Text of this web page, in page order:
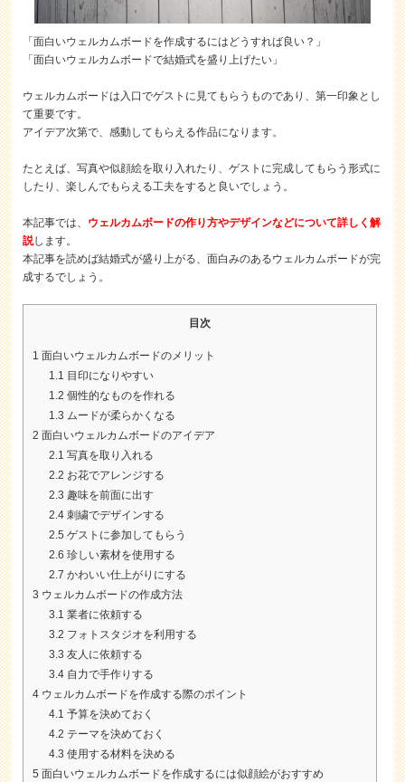
「面白いウェルカムボードを作成するにはどうすれば良い？」
「面白いウェルカムボードで結婚式を盛り上げたい」
ウェルカムボードは入口でゲストに見てもらうものであり、第一印象とし
て重要です。
アイデア次第で、感動してもらえる作品になります。
たとえば、写真や似顔絵を取り入れたり、ゲストに完成してもらう形式に
したり、楽しんでもらえる工夫をすると良いでしょう。
本記事では、 ウェルカムボードの作り方やデザインなどについて詳しく解
説します。
本記事を読めば結婚式が盛り上がる、面白みのあるウェルカムボードが完
成するでしょう。
目次
1 面白いウェルカムボードのメリット
1.1 目印になりやすい
1.2 個性的なものを作れる
1.3 ムードが柔らかくなる
2 面白いウェルカムボードのアイデア
2.1 写真を取り入れる
2.2 お花でアレンジする
2.3 趣味を前面に出す
2.4 刺繍でデザインする
2.5 ゲストに参加してもらう
2.6 珍しい素材を使用する
2.7 かわいい仕上がりにする
3 ウェルカムボードの作成方法
3.1 業者に依頼する
3.2 フォトスタジオを利用する
3.3 友人に依頼する
3.4 自力で手作りする
4 ウェルカムボードを作成する際のポイント
4.1 予算を決めておく
4.2 テーマを決めておく
4.3 使用する材料を決める
5 面白いウェルカムボードを作成するには似顔絵がおすすめ